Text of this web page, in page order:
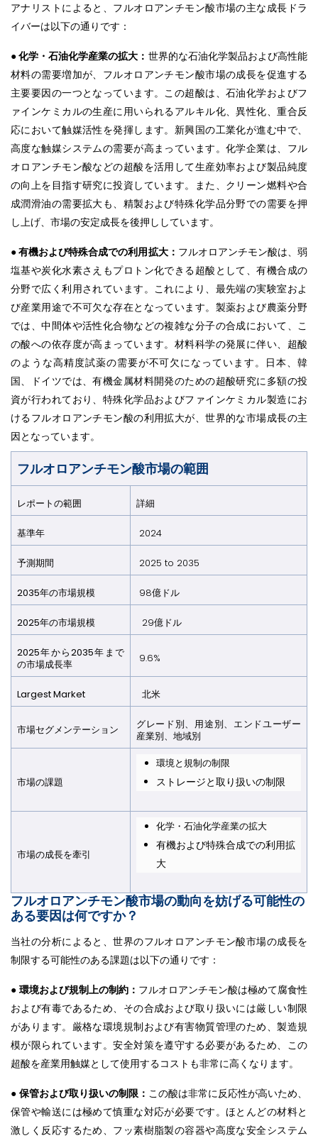
アナリストによると、フルオロアンチモン酸市場の主な成長ドラ
イバーは以下の通りです：
●化学・石油化学産業の拡大： 世界的な石油化学製品および高性能
材料の需要増加が、フルオロアンチモン酸市場の成長を促進する
主要要因の一つとなっています。この超酸は、石油化学およびフ
ァインケミカルの生産に用いられるアルキル化、異性化、重合反
応において触媒活性を発揮します。新興国の工業化が進む中で、
高度な触媒システムの需要が高まっています。化学企業は、フル
オロアンチモン酸などの超酸を活用して生産効率および製品純度
の向上を目指す研究に投資しています。また、クリーン燃料や合
成潤滑油の需要拡大も、精製および特殊化学品分野での需要を押
し上げ、市場の安定成長を後押ししています。
● 有機および特殊合成での利用拡大： フルオロアンチモン酸は、弱
塩基や炭化水素さえもプロトン化できる超酸として、有機合成の
分野で広く利用されています。これにより、最先端の実験室およ
び産業用途で不可欠な存在となっています。製薬および農薬分野
では、中間体や活性化合物などの複雑な分子の合成において、こ
の酸への依存度が高まっています。材料科学の発展に伴い、超酸
のような高精度試薬の需要が不可欠になっています。日本、韓
国、ドイツでは、有機金属材料開発のための超酸研究に多額の投
資が行われており、特殊化学品およびファインケミカル製造にお
けるフルオロアンチモン酸の利用拡大が、世界的な市場成長の主
因となっています。
フルオロアンチモン酸市場の範囲
レポートの範囲 詳細​​​​​​​
基準年​​​​​​​ 2024
予測期間​​​​​​​ 2025 to 2035
2035年の市場規模 98億ドル
2025年の市場規模 29億ドル
2025年から2035年まで
の市場成長率
9.6%
Largest Market 北米
市場セグメンテーション
グレード別、用途別、エンドユーザー
産業別、地域別
市場の課題
環境と規制の制限
ストレージと取り扱いの制限
市場の成長を牽引
化学・石油化学産業の拡大
有機および特殊合成での利用拡
大
フルオロアンチモン酸市場の動向を妨げる可能性の
ある要因は何ですか？
当社の分析によると、世界のフルオロアンチモン酸市場の成長を
制限する可能性のある課題は以下の通りです：
● 環境および規制上の制約： フルオロアンチモン酸は極めて腐食性
および有毒であるため、その合成および取り扱いには厳しい制限
があります。厳格な環境規制および有害物質管理のため、製造規
模が限られています。安全対策を遵守する必要があるため、この
超酸を産業用触媒として使用するコストも非常に高くなります。
● 保管および取り扱いの制限： この酸は非常に反応性が高いため、
保管や輸送には極めて慎重な対応が必要です。ほとんどの材料と
激しく反応するため、フッ素樹脂製の容器や高度な安全システム